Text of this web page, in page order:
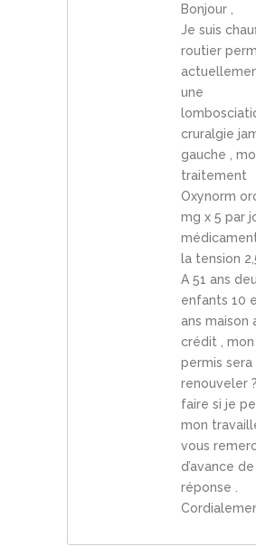
Bonjour ,
Je suis
routier
une
cruralgie
gauche ,
traitement
Oxynorm
mg x 5 par
la tension
A 51 ans
enfants 10
ans maison
crédit , mon
permis
renouveler
faire si je
mon
vous
d’avance
réponse .